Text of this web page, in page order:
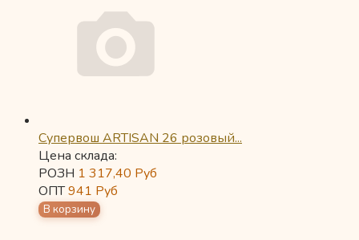
Супервош ARTISAN 26 розовый...
Цена склада:
РОЗН 1 317,40 Руб
ОПТ941 Руб